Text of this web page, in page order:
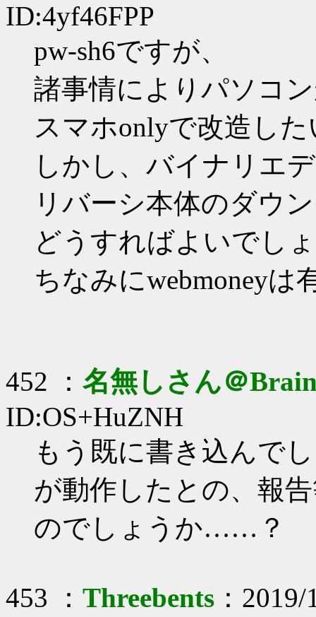
ID:4yf46FPP
pw-sh6ですが、
諸事情によりパソコ
スマホonlyで改造し
しかし、バイナリエ
リバーシ本体のダウ
どうすればよいでし
ちなみにwebmoneyは
452 ： 名無しさん＠
ID:OS+HuZNH
もう既に書き込んで
が動作したとの、報
のでしょうか……？
453 ： Threebents ：